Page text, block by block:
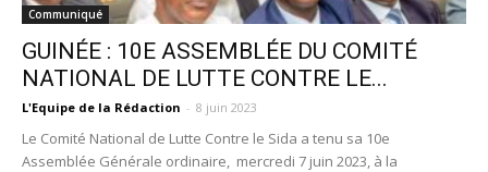
Communiqué
GUINÉE : 10E ASSEMBLÉE DU COMITÉ
NATIONAL DE LUTTE CONTRE LE...
L'Equipe de la Rédaction - 8 juin 2023
Le Comité National de Lutte Contre le Sida a tenu sa 10e
Assemblée Générale ordinaire, mercredi 7 juin 2023, à la